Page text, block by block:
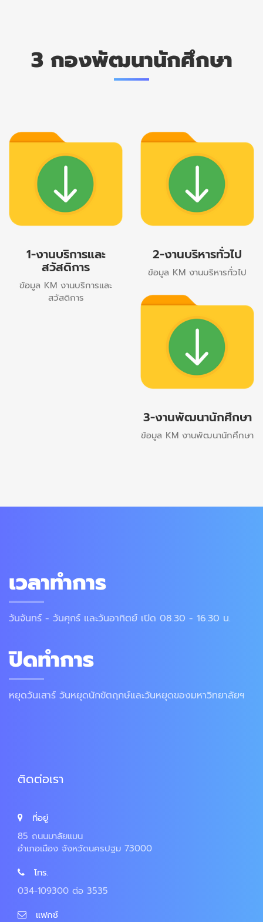
3 กองพัฒนานักศึกษา
1-งานบริการและ
สวัสดิการ
ข้อมูล KM งานบริการและ
สวัสดิการ
2-งานบริหารทั่วไป
ข้อมูล KM งานบริหารทั่วไป
3-งานพัฒนานักศึกษา
ข้อมูล KM งานพัฒนานักศึกษา
เวลาทำการ
วันจันทร์ - วันศุกร์ และวันอาทิตย์ เปิด 08.30 - 16.30 น.
ปิดทำการ
หยุดวันเสาร์ วันหยุดนักขัตฤกษ์และวันหยุดของมหาวิทยาลัยฯ
ติดต่อเรา
ที่อยู่
85 ถนนมาลัยแมน
อำเภอเมือง จังหวัดนครปฐม 73000
โทร.
034-109300 ต่อ 3535
แฟกซ์